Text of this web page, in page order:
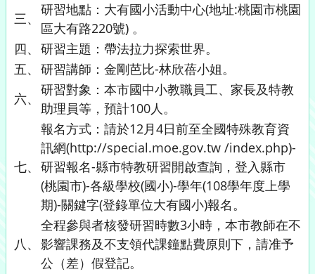
三、
研習地點：大有國小活動中心(地址:桃園市桃園
區大有路220號) 。
四、 研習主題：帶法拉力探索世界。
五、 研習講師：金剛芭比-林欣蓓小姐。
六、
研習對象：本市國中小教職員工、家長及特教
助理員等，預計100人。
七、
報名方式：請於12月4日前至全國特殊教育資
訊網(http://special.moe.gov.tw /index.php)-
研習報名-縣市特教研習開啟查詢，登入縣市
(桃園市)-各級學校(國小)-學年(108學年度上學
期)-關鍵字(登錄單位大有國小)報名。
八、
全程參與者核發研習時數3小時，本市教師在不
影響課務及不支領代課鐘點費原則下，請准予
公（差）假登記。